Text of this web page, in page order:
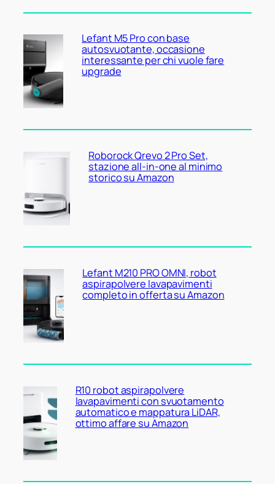
Lefant M5 Pro con base
autosvuotante, occasione
interessante per chi vuole fare
upgrade
Roborock Qrevo 2 Pro Set,
stazione all-in-one al minimo
storico su Amazon
Lefant M210 PRO OMNI, robot
aspirapolvere lavapavimenti
completo in offerta su Amazon
R10 robot aspirapolvere
lavapavimenti con svuotamento
automatico e mappatura LiDAR,
ottimo affare su Amazon